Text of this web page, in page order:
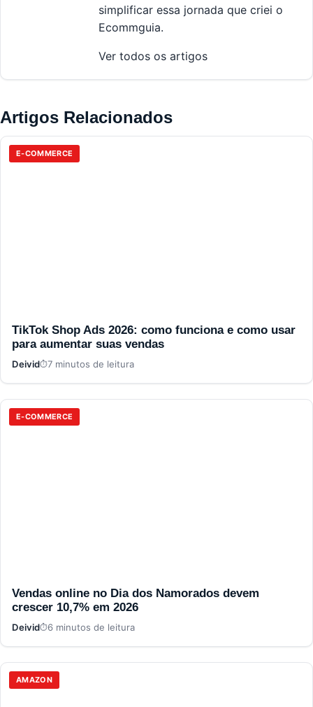
simplificar essa jornada que criei o
Ecommguia.
Ver todos os artigos
Artigos Relacionados
E-COMMERCE
TikTok Shop Ads 2026: como funciona e como usar
para aumentar suas vendas
Deivid 7 minutos de leitura
E-COMMERCE
Vendas online no Dia dos Namorados devem
crescer 10,7% em 2026
Deivid 6 minutos de leitura
AMAZON